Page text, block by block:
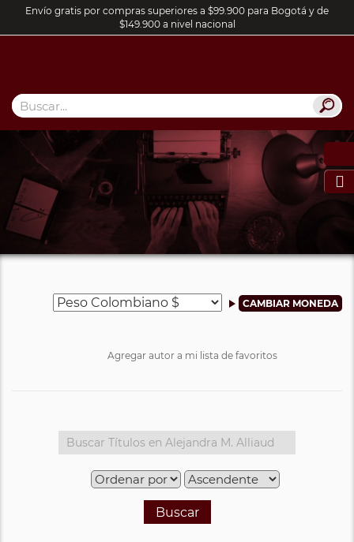
Envío gratis por compras superiores a $99.900 para Bogotá y de
$149.900 a nivel nacional

Agregar autor a mi lista de favoritos
Buscar